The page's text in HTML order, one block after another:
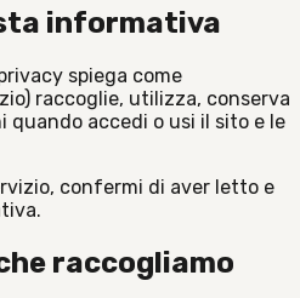
informativa
spiega come
raccoglie, utilizza, conserva
quando accedi o usi il sito e le
confermi di aver letto e
raccogliamo